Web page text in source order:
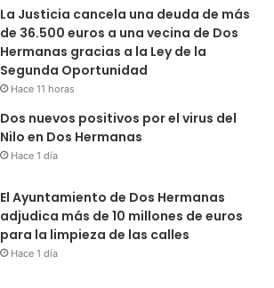
La Justicia cancela una deuda de más
de 36.500 euros a una vecina de Dos
Hermanas gracias a la Ley de la
Segunda Oportunidad
Hace 11 horas
Dos nuevos positivos por el virus del
Nilo en Dos Hermanas
Hace 1 día
El Ayuntamiento de Dos Hermanas
adjudica más de 10 millones de euros
para la limpieza de las calles
Hace 1 día